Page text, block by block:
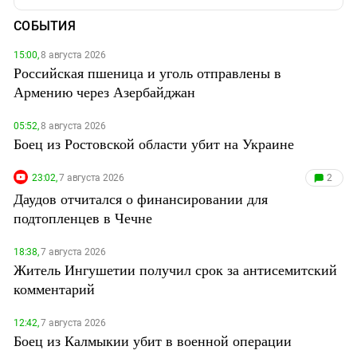
СОБЫТИЯ
15:00,8 августа 2026
Российская пшеница и уголь отправлены в
Армению через Азербайджан
05:52,8 августа 2026
Боец из Ростовской области убит на Украине
23:02,7 августа 2026 2
Даудов отчитался о финансировании для
подтопленцев в Чечне
18:38,7 августа 2026
Житель Ингушетии получил срок за антисемитский
комментарий
12:42,7 августа 2026
Боец из Калмыкии убит в военной операции